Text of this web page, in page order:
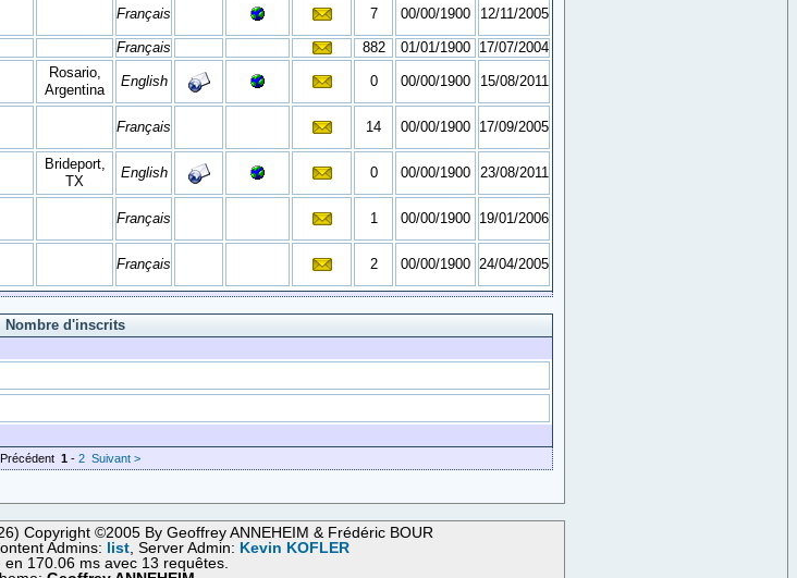
Français 7 00/00/1900 12/11/2005
Français 882 01/01/1900 17/07/2004
Rosario,
Argentina
English 0 00/00/1900 15/08/2011
Français 14 00/00/1900 17/09/2005
Brideport,
TX
English 0 00/00/1900 23/08/2011
Français 1 00/00/1900 19/01/2006
Français 2 00/00/1900 24/04/2005
Nombre d'inscrits
1 - 2 Suivant >
Copyright ©2005 By Geoffrey ANNEHEIM & Frédéric BOUR
Admins: list, Server Admin: Kevin KOFLER
en 170.06 ms avec 13 requêtes.